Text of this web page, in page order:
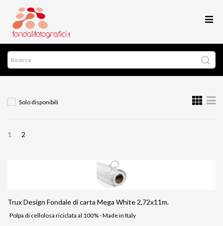
Solo disponibili
1 2
Trux Design Fondale di carta Mega White 2,72x11m.
Polpa di cellolosa riciclata al 100% - Made in Italy